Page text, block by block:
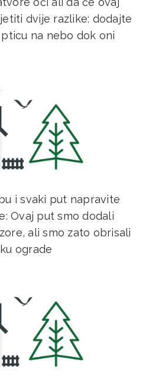
dvije razlike: dodajte
na nebo dok oni
i svaki put napravite
Ovaj put smo dodali
ali smo zato obrisali
ograde